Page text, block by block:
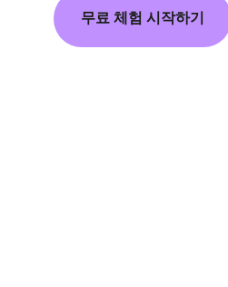
무료 체험 시작하기